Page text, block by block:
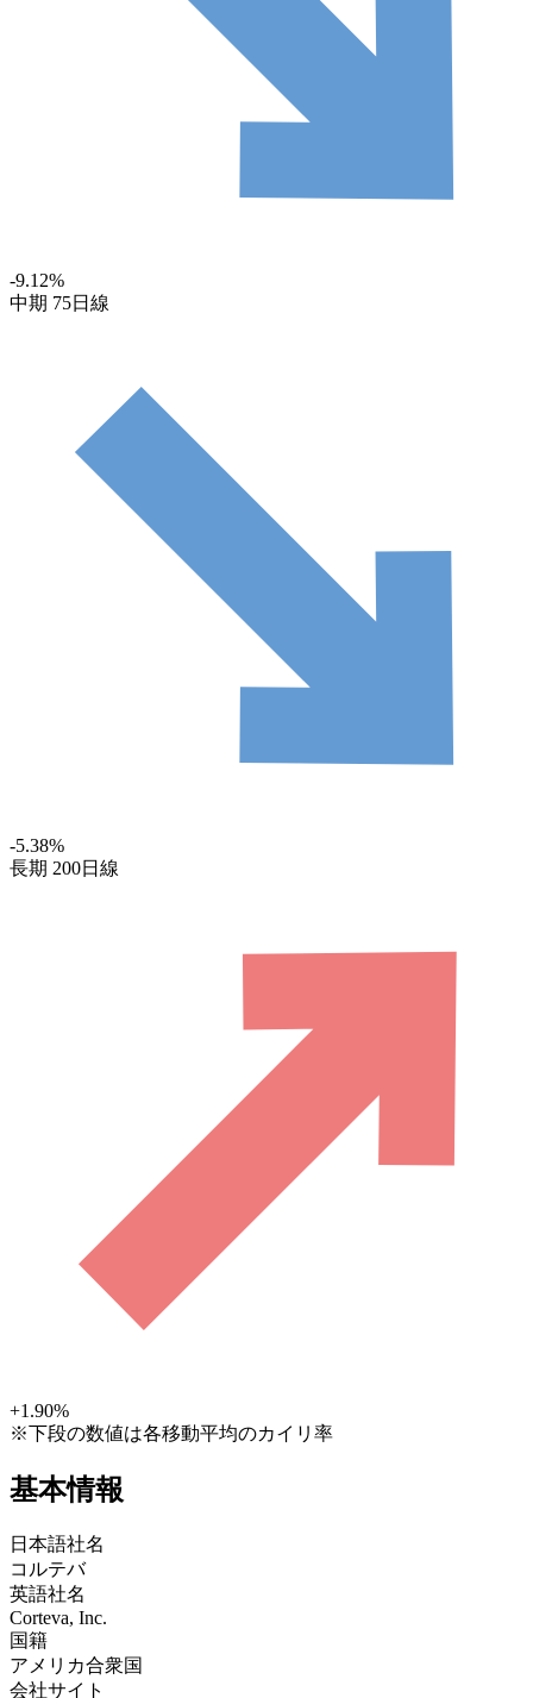
-9.12%
中期 75日線
-5.38%
長期 200日線
+1.90%
※下段の数値は各移動平均のカイリ率
基本情報
日本語社名
コルテバ
英語社名
Corteva, Inc.
国籍
アメリカ合衆国
会社サイト